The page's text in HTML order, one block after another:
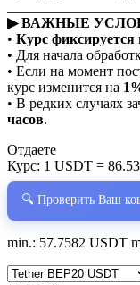
▶ ВАЖНЫЕ
• Курс фиксируется
• Для начала
• Если на момент
курс изменится на
• В редких случаях
часов.
Отдаете
Курс: 1 USDT =
🔍 Проверить Ваш
min.: 57.7582 USDT